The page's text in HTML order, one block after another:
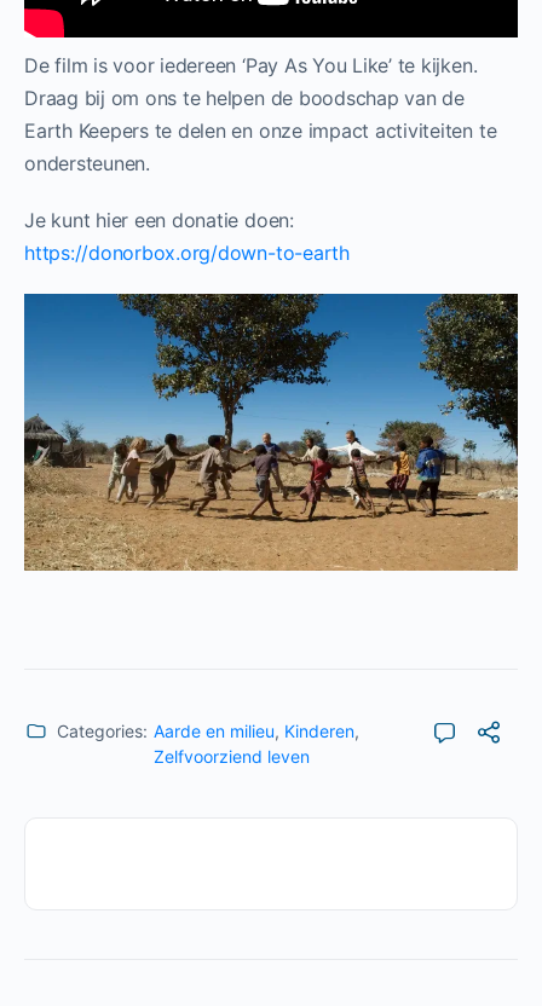
De film is voor iedereen ‘Pay As You Like’ te kijken.
Draag bij om ons te helpen de boodschap van de
Earth Keepers te delen en onze impact activiteiten te
ondersteunen.
Je kunt hier een donatie doen:
https://donorbox.org/down-to-earth
Categories: Aarde en milieu, Kinderen,
Zelfvoorziend leven